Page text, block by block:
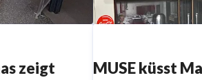
zeigt
MUSE küsst